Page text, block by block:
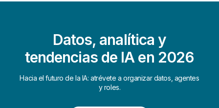
Datos, analítica y
tendencias de IA en 2026
Hacia el futuro de la IA: atrévete a organizar datos, agentes
y roles.